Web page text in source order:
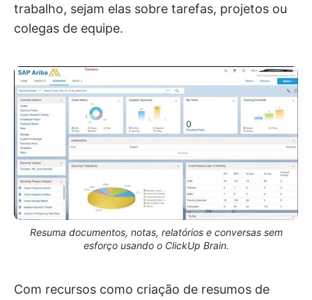
trabalho, sejam elas sobre tarefas, projetos ou
colegas de equipe.
Resuma documentos, notas, relatórios e conversas sem
esforço usando o ClickUp Brain.
Com recursos como criação de resumos de